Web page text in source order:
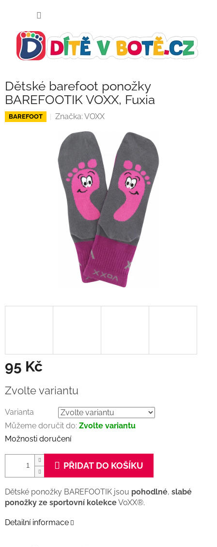
Dětské barefoot ponožky
BAREFOOTIK VOXX, Fuxia
BAREFOOT Značka: VOXX
95 Kč
cena:
Zvolte variantu
Varianta
Můžeme doručit do: Zvolte variantu
Možnosti doručení
PŘIDAT DO KOŠÍKU
Dětské ponožky BAREFOOTIK jsou pohodlné, slabé
ponožky ze sportovní kolekceVoXX®.
Detailní informace